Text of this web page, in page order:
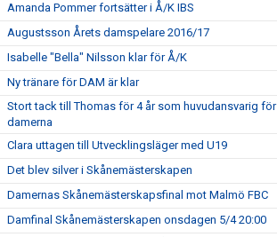
Amanda Pommer fortsätter i Å/K IBS
Augustsson Årets damspelare 2016/17
Isabelle "Bella" Nilsson klar för Å/K
Ny tränare för DAM är klar
Stort tack till Thomas för 4 år som huvudansvarig för
damerna
Clara uttagen till Utvecklingsläger med U19
Det blev silver i Skånemästerskapen
Damernas Skånemästerskapsfinal mot Malmö FBC
Damfinal Skånemästerskapen onsdagen 5/4 20:00